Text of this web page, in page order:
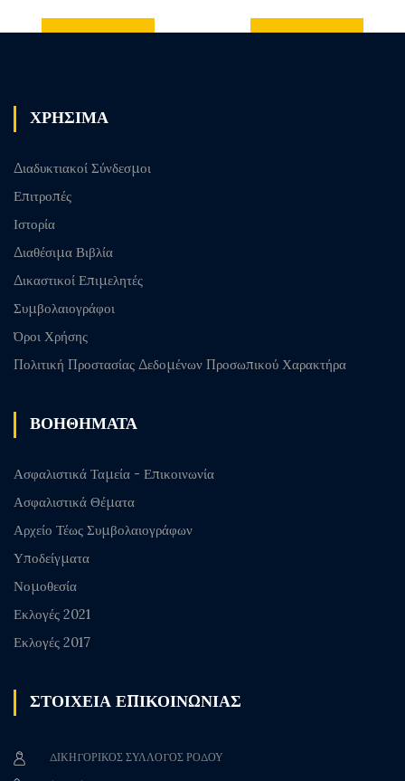
ΧΡΗΣΙΜΑ
Διαδυκτιακοί Σύνδεσμοι
Επιτροπές
Ιστορία
Διαθέσιμα Βιβλία
Δικαστικοί Επιμελητές
Συμβολαιογράφοι
Όροι Χρήσης
Πολιτική Προστασίας Δεδομένων Προσωπικού Χαρακτήρα
ΒΟΗΘΗΜΑΤΑ
Ασφαλιστικά Ταμεία - Επικοινωνία
Ασφαλιστικά Θέματα
Αρχείο Τέως Συμβολαιογράφων
Υποδείγματα
Νομοθεσία
Εκλογές 2021
Εκλογές 2017
ΣΤΟΙΧΕΙΑ ΕΠΙΚΟΙΝΩΝΙΑΣ
ΔΙΚΗΓΟΡΙΚΟΣ ΣΥΛΛΟΓΟΣ ΡΟΔΟΥ